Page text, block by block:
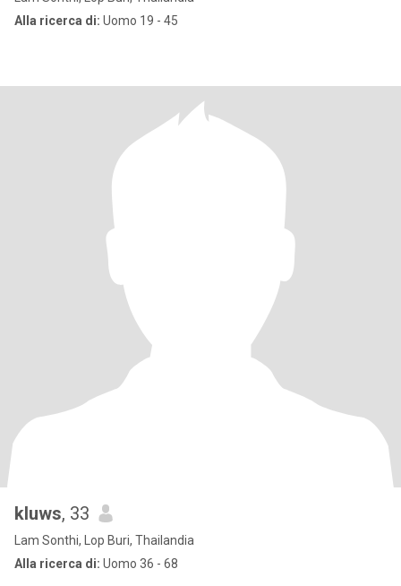
Alla ricerca di: Uomo 19 - 45
kluws, 33
Lam Sonthi, Lop Buri, Thailandia
Alla ricerca di: Uomo 36 - 68